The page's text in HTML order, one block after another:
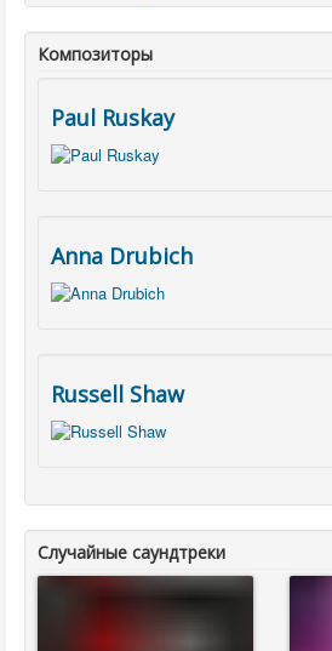
Композиторы
Paul Ruskay
Anna Drubich
Russell Shaw
Случайные саундтреки